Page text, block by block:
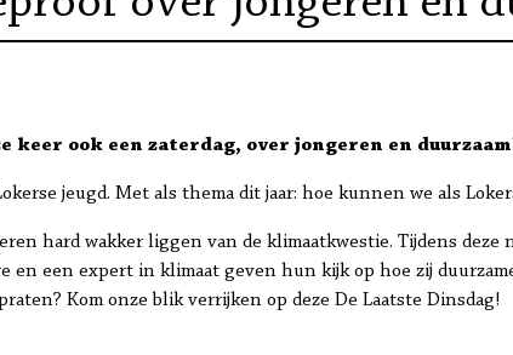
keer ook een zaterdag, over jongeren en
jeugd. Met als thema dit jaar: hoe kunnen we als
hard wakker liggen van de klimaatkwestie. Tijdens deze
en een expert in klimaat geven hun kijk op hoe zij
Kom onze blik verrijken op deze De Laatste Dinsdag!